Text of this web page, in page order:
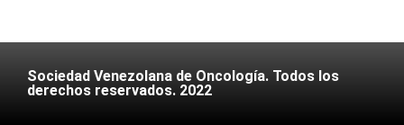
Sociedad Venezolana de Oncología. Todos los
derechos reservados. 2022